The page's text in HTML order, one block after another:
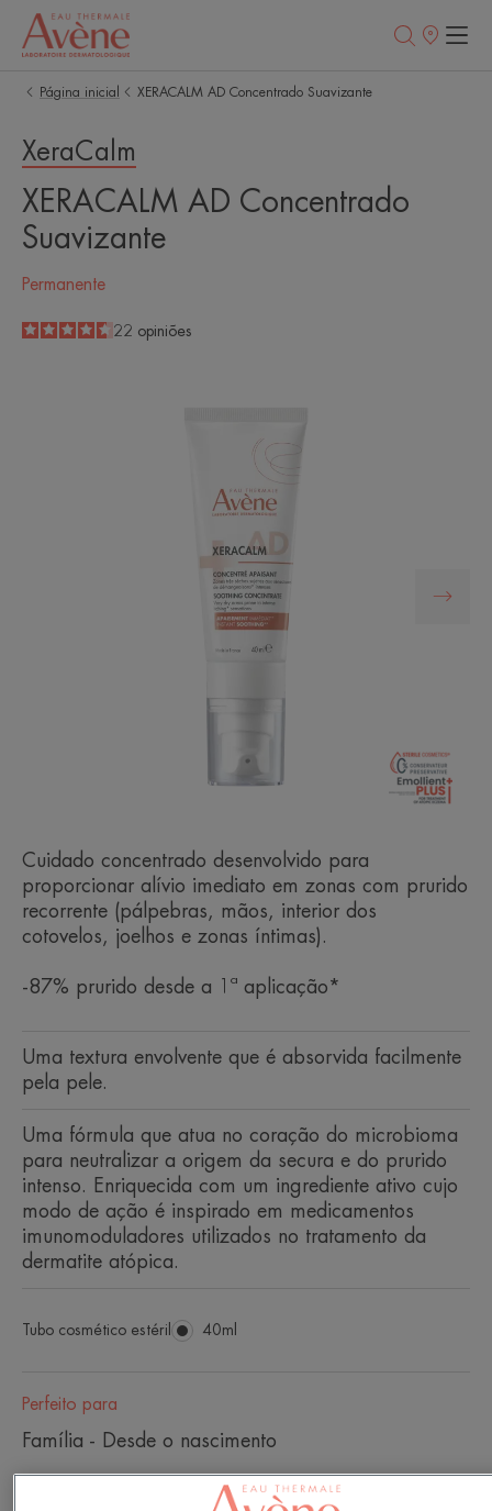
Pontos
Página inicial
XERACALM AD Concentrado Suavizante
XeraCalm
XERACALM AD Concentrado
Suavizante
Permanente
4.6
/
5
22 opiniões
Cuidado concentrado desenvolvido para
proporcionar alívio imediato em zonas com prurido
recorrente (pálpebras, mãos, interior dos
cotovelos, joelhos e zonas íntimas).
-87% prurido desde a 1ª aplicação*
Uma textura envolvente que é absorvida facilmente
pela pele.
Uma fórmula que atua no coração do microbioma
para neutralizar a origem da secura e do prurido
intenso. Enriquecida com um ingrediente ativo cujo
modo de ação é inspirado em medicamentos
imunomoduladores utilizados no tratamento da
dermatite atópica.
Tubo cosmético estéril
Tubo
40ml
Perfeito para
Família - Desde o nascimento